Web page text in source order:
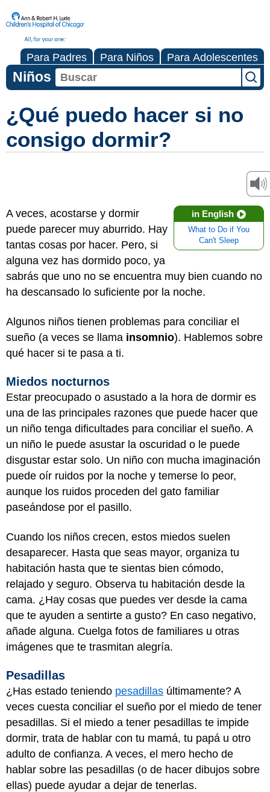
Para Padres Para Niños Para Adolescentes
Niños
¿Qué puedo hacer si no
consigo dormir?
in English
What to Do if You
Can't Sleep
A veces, acostarse y dormir
puede parecer muy aburrido. Hay
tantas cosas por hacer. Pero, si
alguna vez has dormido poco, ya
sabrás que uno no se encuentra muy bien cuando no
ha descansado lo suficiente por la noche.
Algunos niños tienen problemas para conciliar el
sueño (a veces se llama insomnio). Hablemos sobre
qué hacer si te pasa a ti.
Miedos nocturnos
Estar preocupado o asustado a la hora de dormir es
una de las principales razones que puede hacer que
un niño tenga dificultades para conciliar el sueño. A
un niño le puede asustar la oscuridad o le puede
disgustar estar solo. Un niño con mucha imaginación
puede oír ruidos por la noche y temerse lo peor,
aunque los ruidos proceden del gato familiar
paseándose por el pasillo.
Cuando los niños crecen, estos miedos suelen
desaparecer. Hasta que seas mayor, organiza tu
habitación hasta que te sientas bien cómodo,
relajado y seguro. Observa tu habitación desde la
cama. ¿Hay cosas que puedes ver desde la cama
que te ayuden a sentirte a gusto? En caso negativo,
añade alguna. Cuelga fotos de familiares u otras
imágenes que te trasmitan alegría.
Pesadillas
¿Has estado teniendo pesadillas últimamente? A
veces cuesta conciliar el sueño por el miedo de tener
pesadillas. Si el miedo a tener pesadillas te impide
dormir, trata de hablar con tu mamá, tu papá u otro
adulto de confianza. A veces, el mero hecho de
hablar sobre las pesadillas (o de hacer dibujos sobre
ellas) puede ayudar a dejar de tenerlas.